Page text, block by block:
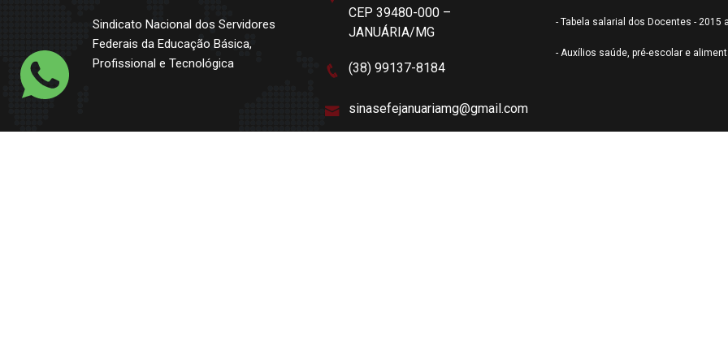
Sindicato Nacional dos Servidores
Federais da Educação Básica,
Profissional e Tecnológica
CEP 39480-000 –
JANUÁRIA/MG
(38) 99137-8184
sinasefejanuariamg@gmail.com
- Tabela salarial dos Docentes - 2015
- Auxílios saúde, pré-escolar e